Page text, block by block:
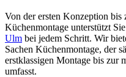
Von der ersten Konzeption
Küchenmontage unterstützt
Ulm bei jedem Schritt. Wir
Sachen Küchenmontage, der
erstklassigen Montage bis zur
umfasst.